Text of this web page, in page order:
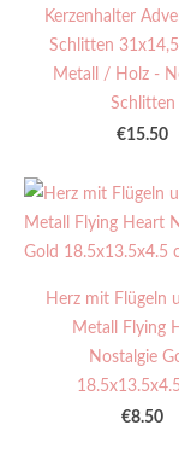
Kerzenhalter
Schlitten
Metall / Holz -
Schlitten
€15.50
Herz mit Flügeln
Metall Flying
Nostalgie
€8.50